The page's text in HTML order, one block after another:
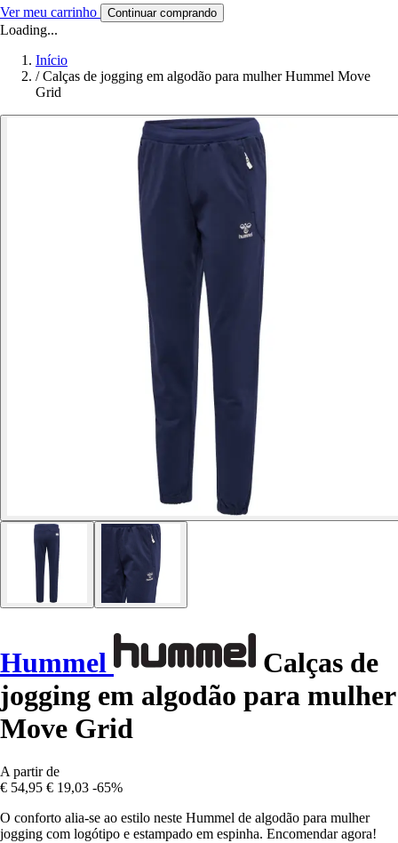
Ver meu carrinho Continuar comprando
Loading...
Início
/ Calças de jogging em algodão para mulher Hummel Move
Grid
Hummel
Calças de
jogging em algodão para mulher
Move Grid
A partir de
€ 54,95 € 19,03 -65%
O conforto alia-se ao estilo neste Hummel de algodão para mulher
jogging com logótipo e estampado em espinha. Encomendar agora!